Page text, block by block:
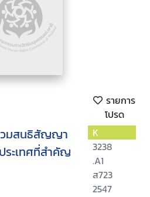
รายการ
โปรด
มสนธิสัญญา
ระเทศที่สำคัญ
K
3238
.A1
ส723
2547